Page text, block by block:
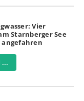
Vier
Starnberger See
...